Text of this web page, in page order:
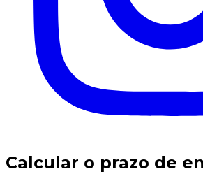
Calcular o prazo de